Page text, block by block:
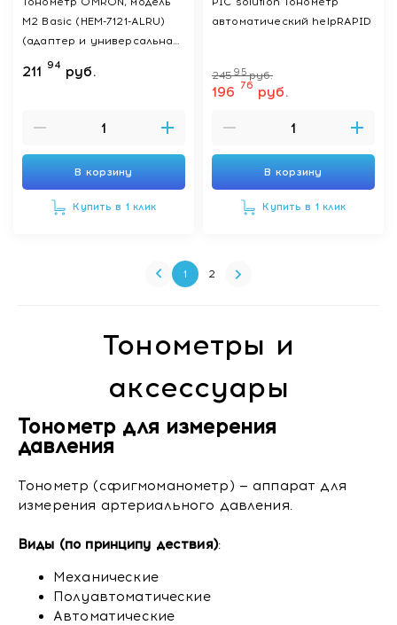
M2 Basic (HEM-7121-ALRU)
(адаптер и универсальная
манжета )
211 94 руб.
В корзину
Купить в 1 клик
автоматический helpRAPID
24595 руб.
196 76 руб.
В корзину
Купить в 1 клик
1 2
Тонометры и
аксессуары
Тонометр для измерения
давления
Тонометр (сфигмоманометр) — аппарат для
измерения артериального давления.
Виды (по принципу дествия):
Механические
Полуавтоматические
Автоматические